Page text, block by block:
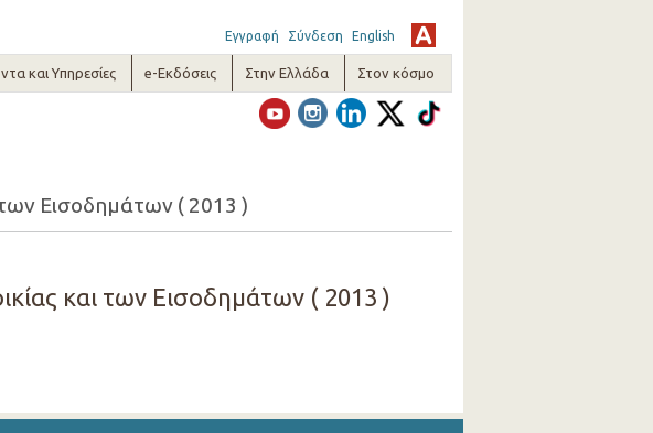
Εγγραφή Σύνδεση English
και Υπηρεσίες e-Εκδόσεις Στην Ελλάδα Στον κόσμο
των Εισοδημάτων ( 2013 )
και των Εισοδημάτων ( 2013 )